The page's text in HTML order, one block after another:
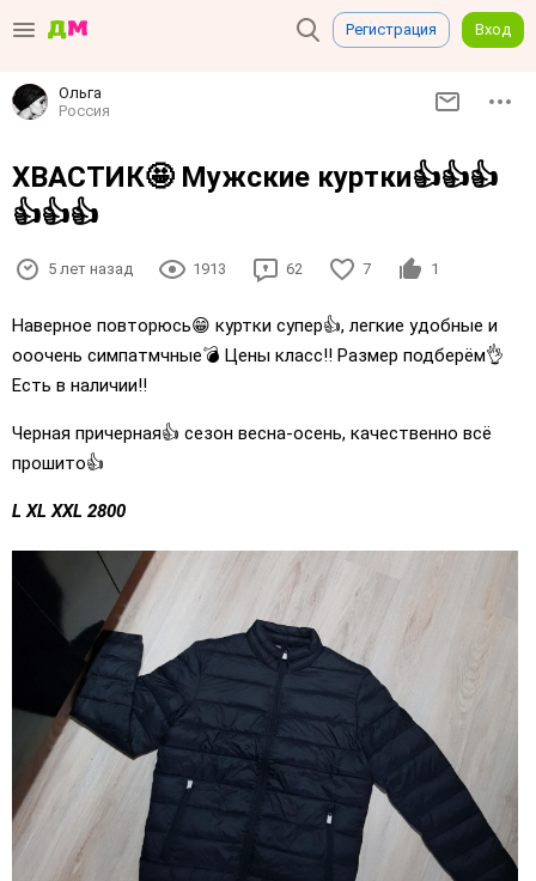
Регистрация Вход
Ольга
Россия
ХВАСТИК🤩 Мужские куртки👍👍👍
👍👍👍
5 лет назад 1913 62 7 1
Наверное повторюсь😁 куртки супер👍, легкие удобные и
ооочень симпатмчные💣 Цены класс‼ Размер подберём👌
Есть в наличии‼
Черная причерная👍 сезон весна-осень, качественно всё
прошито👍
L XL XXL 2800